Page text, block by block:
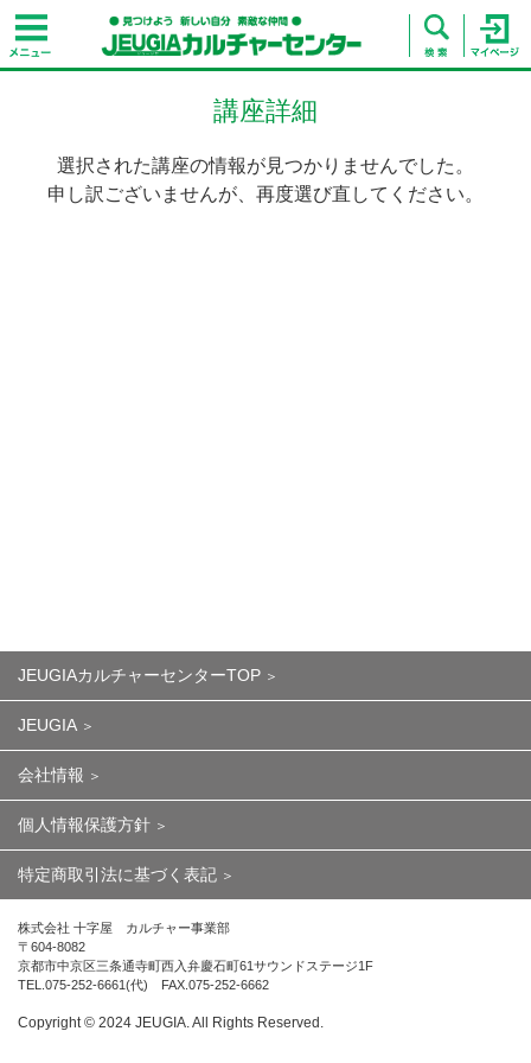
講座詳細
選択された講座の情報が見つかりませんでした。
申し訳ございませんが、再度選び直してください。
JEUGIAカルチャーセンターTOP
JEUGIA
会社情報
個人情報保護方針
特定商取引法に基づく表記
株式会社 十字屋 カルチャー事業部
〒604-8082
京都市中京区三条通寺町西入弁慶石町61サウンドステージ1F
TEL.075-252-6661(代) FAX.075-252-6662
Copyright ©︎ 2024 JEUGIA. All Rights Reserved.